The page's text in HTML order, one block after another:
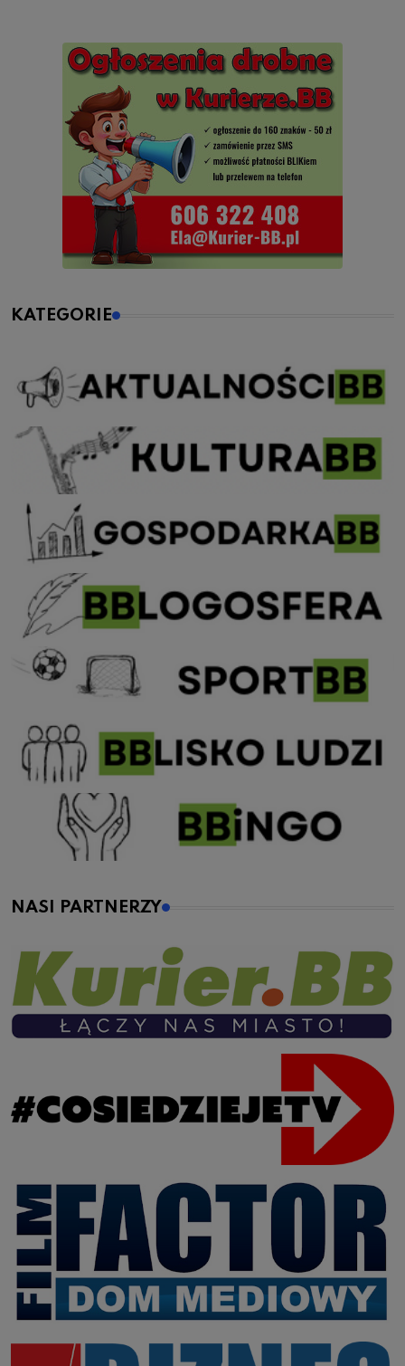
KATEGORIE
NASI PARTNERZY